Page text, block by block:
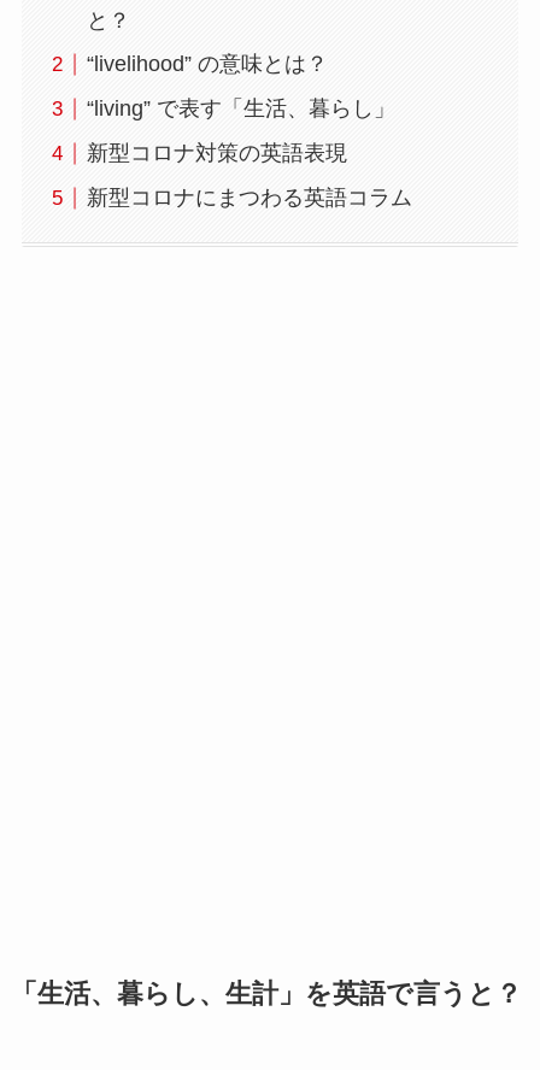
と？
“livelihood” の意味とは？
“living” で表す「生活、暮らし」
新型コロナ対策の英語表現
新型コロナにまつわる英語コラム
「生活、暮らし、生計」を英語で言うと？